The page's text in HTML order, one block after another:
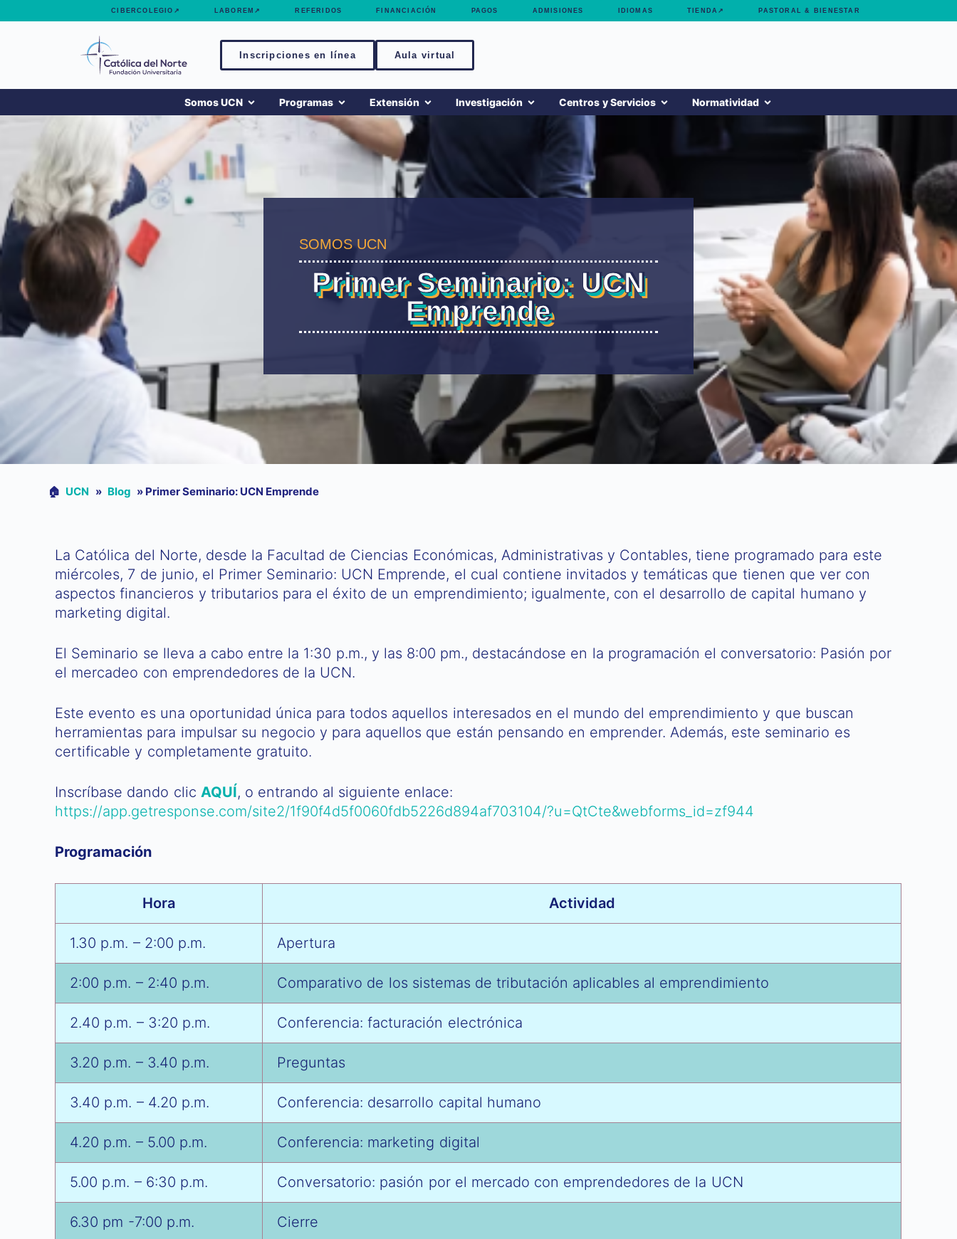
CIBERCOLEGIO↗ LABOREM↗ REFERIDOS FINANCIACIÓN PAGOS ADMISIONES IDIOMAS TIENDA↗ PASTORAL & BIENESTAR
Inscripciones en línea Aula virtual
Somos UCN Programas Extensión Investigación Centros y Servicios Normatividad
SOMOS UCN
Primer Seminario: UCN
Emprende
🏠︎ UCN » Blog » Primer Seminario: UCN Emprende
La Católica del Norte, desde la Facultad de Ciencias Económicas, Administrativas y Contables, tiene programado para este
miércoles, 7 de junio, el Primer Seminario: UCN Emprende, el cual contiene invitados y temáticas que tienen que ver con
aspectos financieros y tributarios para el éxito de un emprendimiento; igualmente, con el desarrollo de capital humano y
marketing digital.
El Seminario se lleva a cabo entre la 1:30 p.m., y las 8:00 pm., destacándose en la programación el conversatorio: Pasión por
el mercadeo con emprendedores de la UCN.
Este evento es una oportunidad única para todos aquellos interesados en el mundo del emprendimiento y que buscan
herramientas para impulsar su negocio y para aquellos que están pensando en emprender. Además, este seminario es
certificable y completamente gratuito.
Inscríbase dando clic AQUÍ, o entrando al siguiente enlace:
https://app.getresponse.com/site2/1f90f4d5f0060fdb5226d894af703104/?u=QtCte&webforms_id=zf944
Programación
Hora Actividad
1.30 p.m. – 2:00 p.m. Apertura
2:00 p.m. – 2:40 p.m. Comparativo de los sistemas de tributación aplicables al emprendimiento
2.40 p.m. – 3:20 p.m. Conferencia: facturación electrónica
3.20 p.m. – 3.40 p.m. Preguntas
3.40 p.m. – 4.20 p.m. Conferencia: desarrollo capital humano
4.20 p.m. – 5.00 p.m. Conferencia: marketing digital
5.00 p.m. – 6:30 p.m. Conversatorio: pasión por el mercado con emprendedores de la UCN
6.30 pm -7:00 p.m. Cierre